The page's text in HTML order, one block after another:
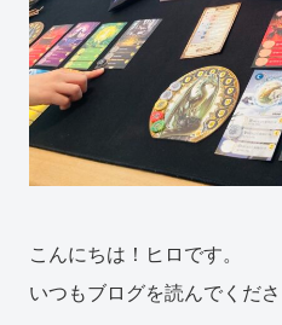
こんにちは！ヒロです。
いつもブログを読んでくだ